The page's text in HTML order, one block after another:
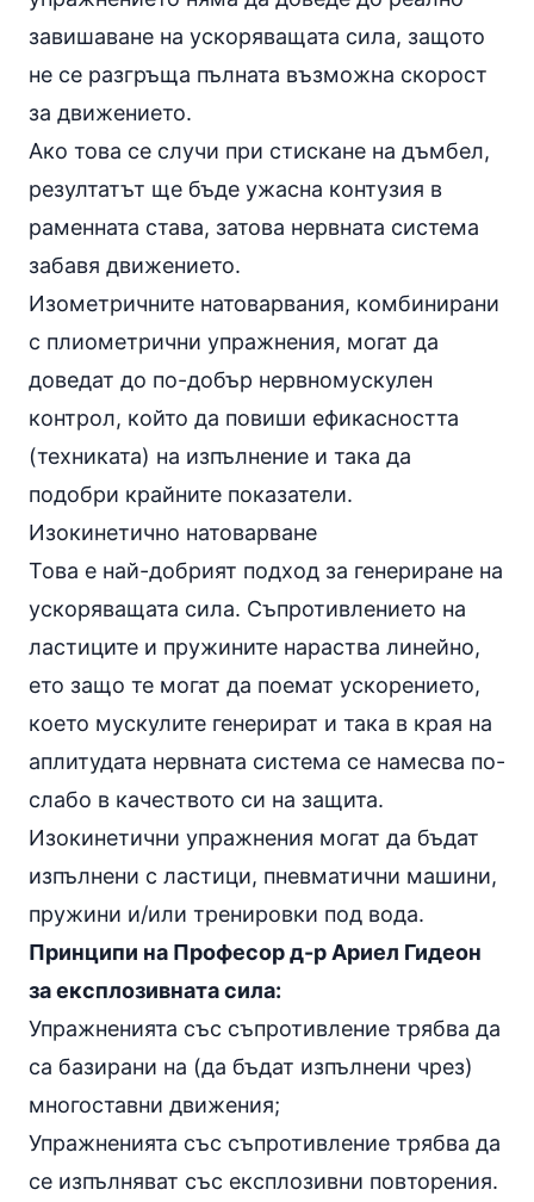
завишаване на ускоряващата сила, защото
не се разгръща пълната възможна скорост
за движението.
Ако това се случи при стискане на дъмбел,
резултатът ще бъде ужасна контузия в
раменната става, затова нервната система
забавя движението.
Изометричните натоварвания, комбинирани
с плиометрични упражнения, могат да
доведат до по-добър нервномускулен
контрол, който да повиши ефикасността
(техниката) на изпълнение и така да
подобри крайните показатели.
Изокинетично натоварване
Това е най-добрият подход за генериране на
ускоряващата сила. Съпротивлението на
ластиците и пружините нараства линейно,
ето защо те могат да поемат ускорението,
което мускулите генерират и така в края на
аплитудата нервната система се намесва по-
слабо в качеството си на защита.
Изокинетични упражнения могат да бъдат
изпълнени с ластици, пневматични машини,
пружини и/или тренировки под вода.
Принципи на Професор д-р Ариел Гидеон
за експлозивната сила:
Упражненията със съпротивление трябва да
са базирани на (да бъдат изпълнени чрез)
многоставни движения;
Упражненията със съпротивление трябва да
сe изпълняват със експлозивни повторения.